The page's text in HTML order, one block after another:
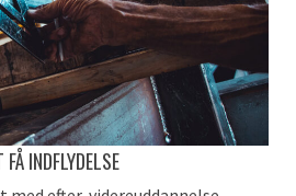
INDFLYDELSE